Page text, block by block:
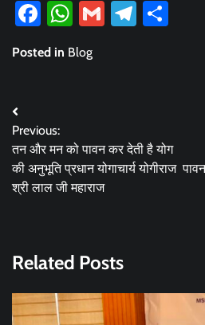
Facebook
WhatsApp
Gmail
Posted in Blog
Post
navigation
Previous:
तन और मन को पावन कर देती है योग
की अनुभूति प्रधान योगाचार्य योगीराज
श्री लाल जी महाराज
Related Posts